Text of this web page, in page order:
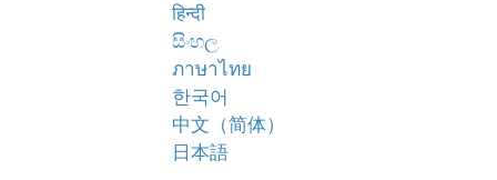
हिन्दी
සිංහල
ภาษาไทย
한국어
中文（简体）
日本語